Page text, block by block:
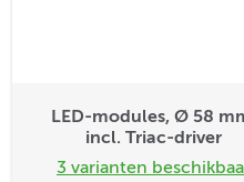
LED-modules, Ø 58
incl. Triac-driver
3 varianten